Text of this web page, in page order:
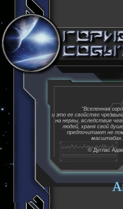
"Вселенная
и это ее свойство
на нервы, вследствие
людей, храня свой
предпочитают не
© Дуглас